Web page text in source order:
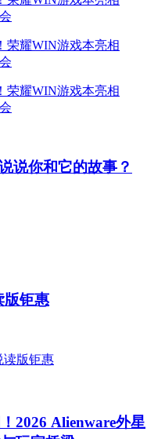
说你和它的故事？
版钜惠
2026 Alienware外星